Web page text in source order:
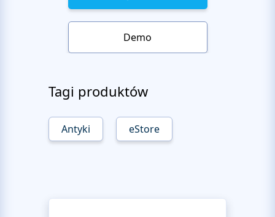
Demo
Tagi produktów
Antyki eStore